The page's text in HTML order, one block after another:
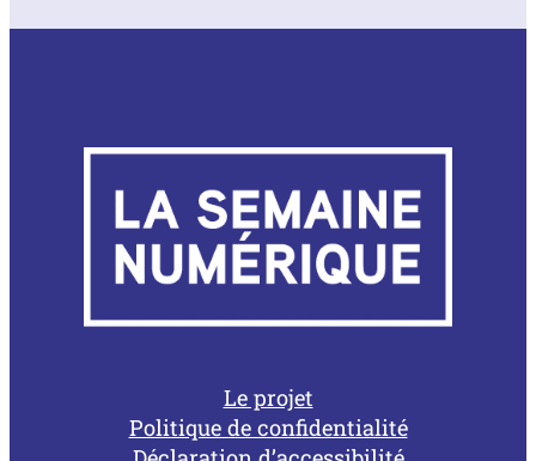
Le projet
Politique de confidentialité